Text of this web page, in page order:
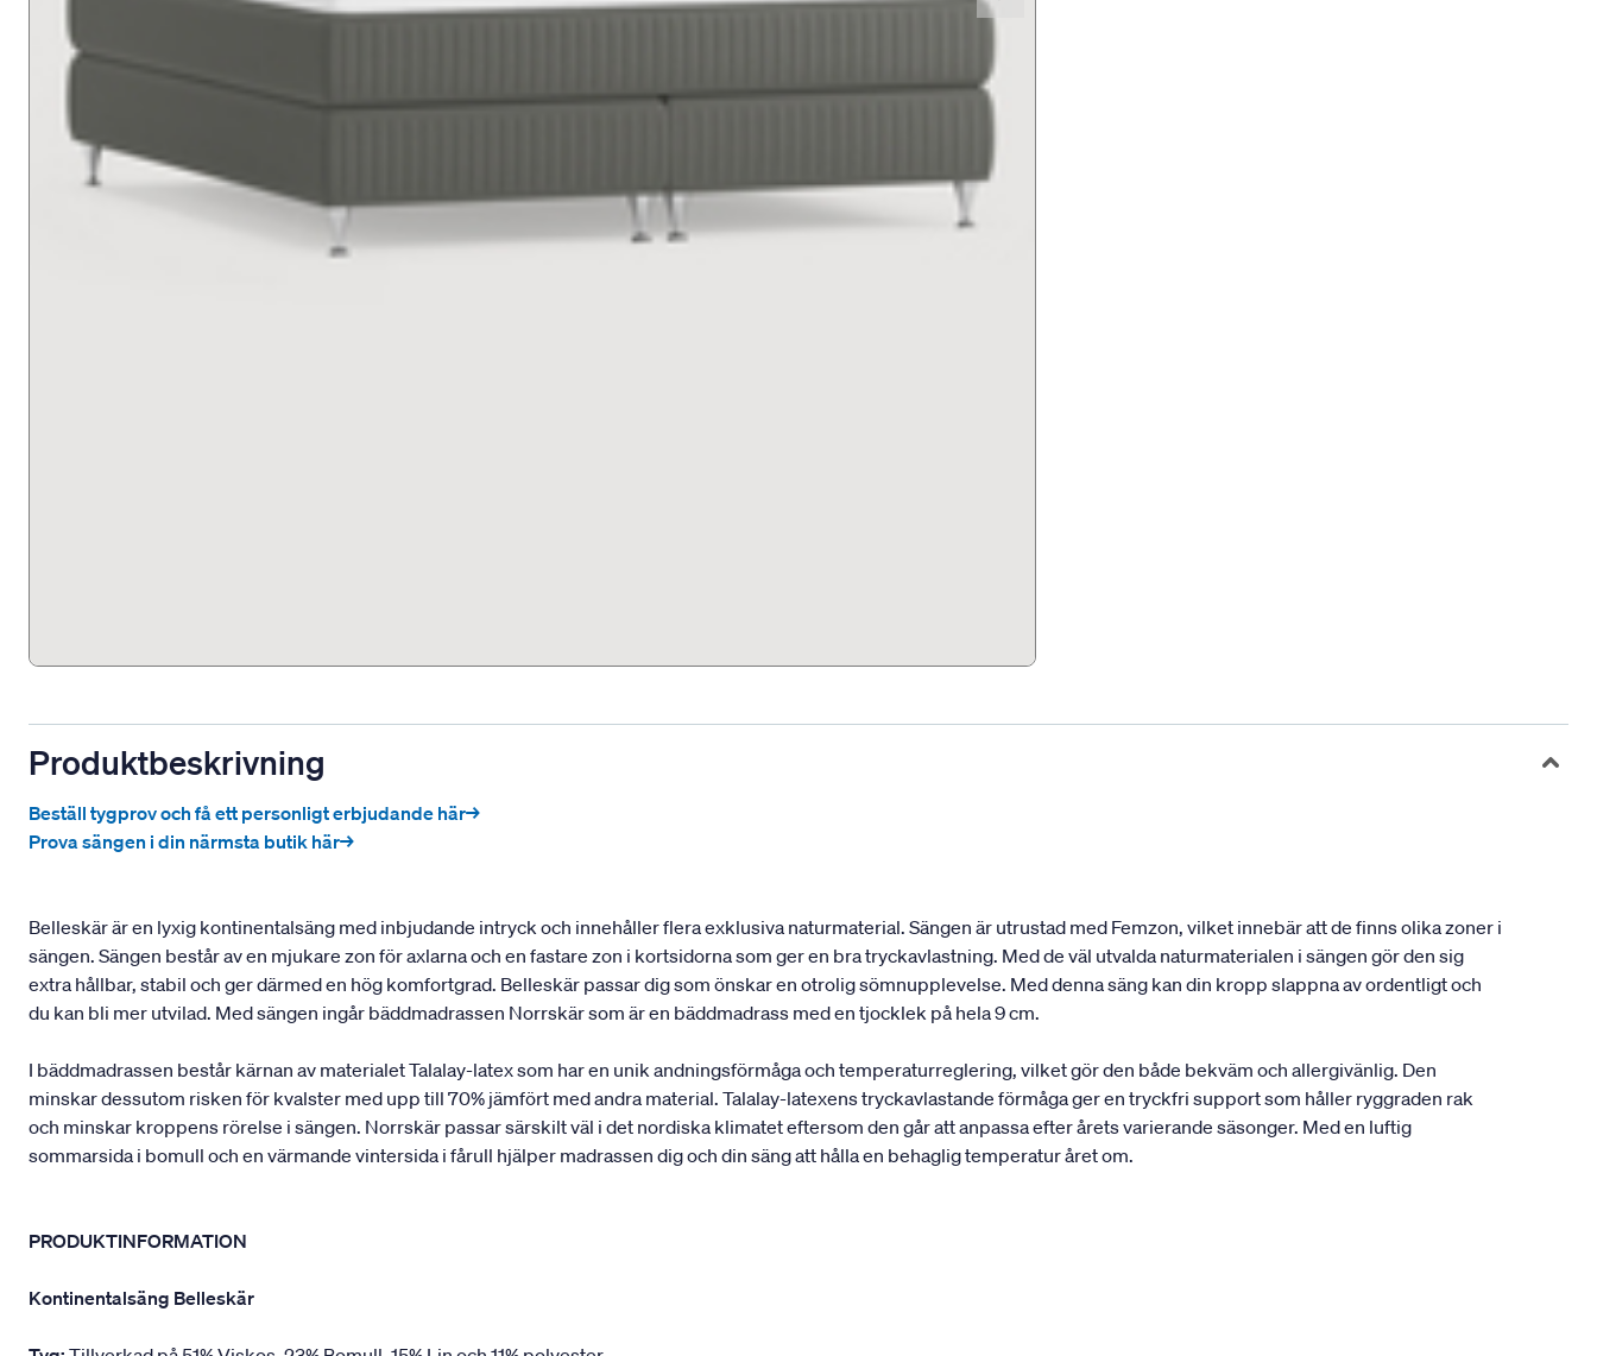
Produktbeskrivning
Beställ tygprov och få ett personligt erbjudande här→
Prova sängen i din närmsta butik här→
Belleskär är en lyxig kontinentalsäng med inbjudande intryck och innehåller flera exklusiva naturmaterial. Sängen är utrustad med Femzon, vilket innebär att de finns olika zoner i
sängen. Sängen består av en mjukare zon för axlarna och en fastare zon i kortsidorna som ger en bra tryckavlastning. Med de väl utvalda naturmaterialen i sängen gör den sig
extra hållbar, stabil och ger därmed en hög komfortgrad. Belleskär passar dig som önskar en otrolig sömnupplevelse. Med denna säng kan din kropp slappna av ordentligt och
du kan bli mer utvilad. Med sängen ingår bäddmadrassen Norrskär som är en bäddmadrass med en tjocklek på hela 9 cm.
I bäddmadrassen består kärnan av materialet Talalay-latex som har en unik andningsförmåga och temperaturreglering, vilket gör den både bekväm och allergivänlig. Den
minskar dessutom risken för kvalster med upp till 70% jämfört med andra material. Talalay-latexens tryckavlastande förmåga ger en tryckfri support som håller ryggraden rak
och minskar kroppens rörelse i sängen. Norrskär passar särskilt väl i det nordiska klimatet eftersom den går att anpassa efter årets varierande säsonger. Med en luftig
sommarsida i bomull och en värmande vintersida i fårull hjälper madrassen dig och din säng att hålla en behaglig temperatur året om.
PRODUKTINFORMATION
Kontinentalsäng Belleskär